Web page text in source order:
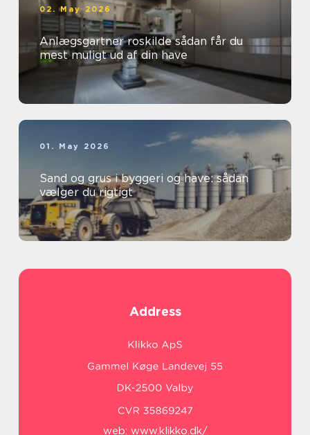
02. May 2026
Anlægsgartner roskilde sådan får du
mest muligt ud af din have
01. May 2026
Sand og grus i byggeri og have: sådan
vælger du rigtigt
Address
web: www.klikko.dk/